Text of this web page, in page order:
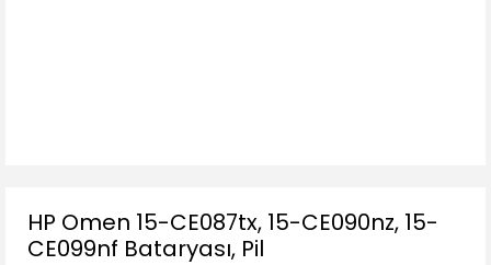
HP Omen 15-CE087tx, 15-CE090nz, 15-
CE099nf Bataryası, Pil